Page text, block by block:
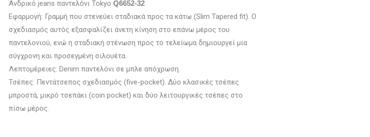
Ανδρικό jeans παντελόνι Tokyo Q6652-32
Εφαρμογή: Γραμμή που στενεύει σταδιακά προς τα κάτω (Slim Tapered fit). Ο
σχεδιασμός αυτός εξασφαλίζει άνετη κίνηση στο επάνω μέρος του
παντελονιού, ενώ η σταδιακή στένωση προς το τελείωμα δημιουργεί μια
σύγχρονη και προσεγμένη σιλουέτα.
Λεπτομέρειες: Denim παντελόνι σε μπλε απόχρωση.
Τσέπες: Πεντάτσεπος σχεδιασμός (five-pocket). Δύο κλασικές τσέπες
μπροστά, μικρό τσεπάκι (coin pocket) και δύο λειτουργικές τσέπες στο
πίσω μέρος.